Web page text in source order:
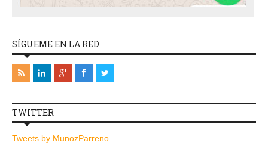
SÍGUEME EN LA RED
TWITTER
Tweets by MunozParreno